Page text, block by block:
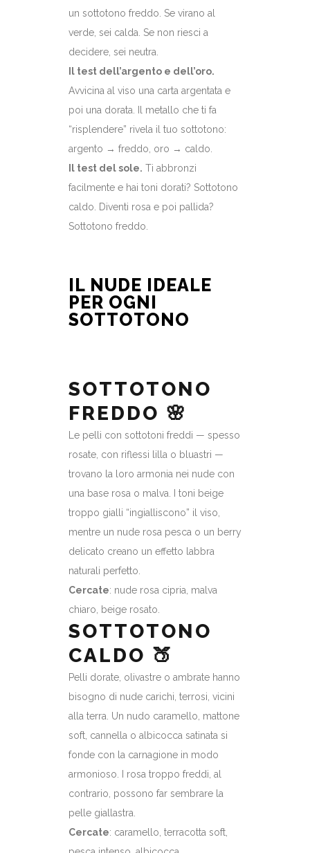
un sottotono freddo. Se virano al
verde, sei calda. Se non riesci a
decidere, sei neutra.
Il test dell’argento e dell’oro.
Avvicina al viso una carta argentata e
poi una dorata. Il metallo che ti fa
“risplendere” rivela il tuo sottotono:
argento → freddo, oro → caldo.
Il test del sole. Ti abbronzi
facilmente e hai toni dorati? Sottotono
caldo. Diventi rosa e poi pallida?
Sottotono freddo.
IL NUDE IDEALE
PER OGNI
SOTTOTONO
SOTTOTONO
FREDDO 🌸
Le pelli con sottotoni freddi — spesso
rosate, con riflessi lilla o bluastri —
trovano la loro armonia nei nude con
una base rosa o malva. I toni beige
troppo gialli “ingialliscono” il viso,
mentre un nude rosa pesca o un berry
delicato creano un effetto labbra
naturali perfetto.
Cercate: nude rosa cipria, malva
chiaro, beige rosato.
SOTTOTONO
CALDO 🍑
Pelli dorate, olivastre o ambrate hanno
bisogno di nude carichi, terrosi, vicini
alla terra. Un nudo caramello, mattone
soft, cannella o albicocca satinata si
fonde con la carnagione in modo
armonioso. I rosa troppo freddi, al
contrario, possono far sembrare la
pelle giallastra.
Cercate: caramello, terracotta soft,